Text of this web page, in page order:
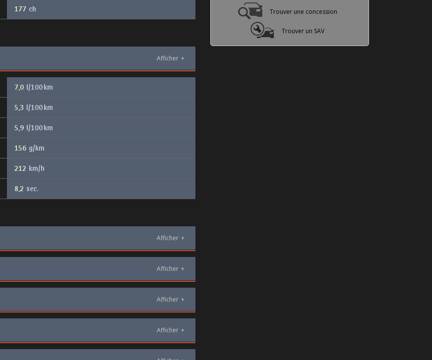
177 ch
Afficher +
7,0 l/100 km
5,3 l/100 km
5,9 l/100 km
156 g/km
212 km/h
8,2 sec.
Afficher +
Afficher +
Afficher +
Afficher +
Trouver une concession
Trouver un SAV